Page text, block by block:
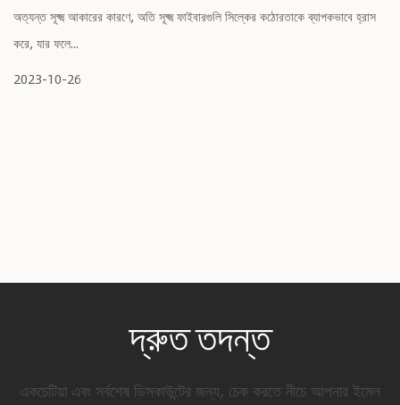
অত্যন্ত সূক্ষ্ম আকারের কারণে, অতি সূক্ষ্ম ফাইবারগুলি সিল্কের কঠোরতাকে ব্যাপকভাবে হ্রাস
করে, যার ফলে...
2023-10-26
দ্রুত তদন্ত
একচেটিয়া এবং সর্বশেষ ডিসকাউন্টের জন্য, চেক করতে নীচে আপনার ইমেল